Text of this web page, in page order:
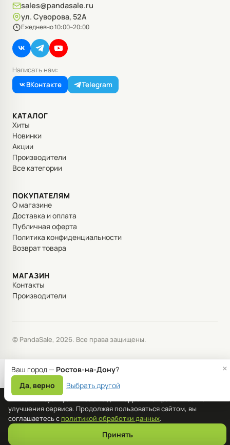
sales@pandasale.ru
ул. Суворова, 52А
Ежедневно 10:00–20:00
Написать нам:
ВКонтакте
Telegram
КАТАЛОГ
Хиты
Новинки
Акции
Производители
Все категории
ПОКУПАТЕЛЯМ
О магазине
Доставка и оплата
Публичная оферта
Политика конфиденциальности
Возврат товара
МАГАЗИН
Контакты
Производители
© PandaSale, 2026. Все права защищены.
Мы используем файлы cookie для корректной работы сайта и
улучшения сервиса. Продолжая пользоваться сайтом, вы
соглашаетесь с политикой обработки данных.
Принять
Ваш город — Ростов-на-Дону?
Да, верно
Выбрать другой
×